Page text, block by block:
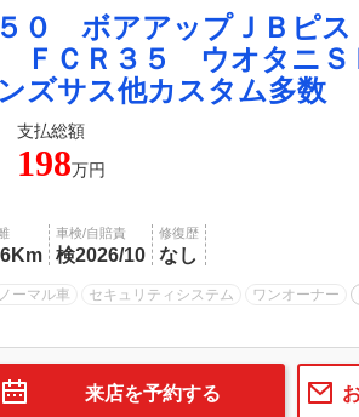
０ ボアアップＪＢピス
ＦＣＲ３５ ウオタニ
ズサス他カスタム多数
支払総額
198万円
車検/自賠責
検2026/10
修復歴
なし
ノーマル車 セキュリティシステム ワンオーナー
来店を予約する